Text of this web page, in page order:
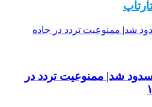
شد| ممنوعیت تردد در